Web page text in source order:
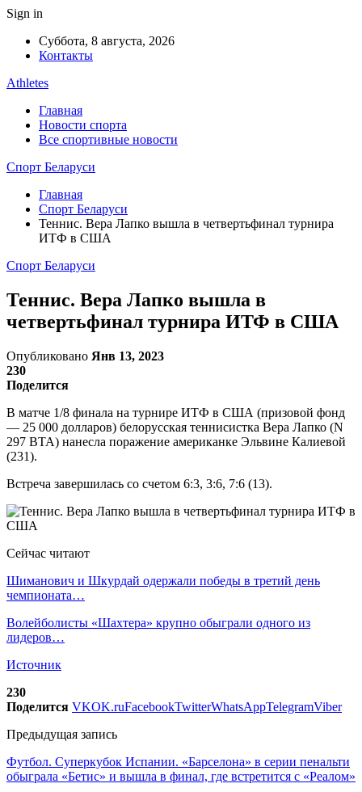
Sign in
Суббота, 8 августа, 2026
Контакты
Athletes
Главная
Новости спорта
Все спортивные новости
Спорт Беларуси
Главная
Спорт Беларуси
Теннис. Вера Лапко вышла в четвертьфинал турнира
ИТФ в США
Спорт Беларуси
Теннис. Вера Лапко вышла в
четвертьфинал турнира ИТФ в США
Опубликовано Янв 13, 2023
230
Поделится
В матче 1/8 финала на турнире ИТФ в США (призовой фонд
— 25 000 долларов) белорусская теннисистка Вера Лапко (N
297 ВТА) нанесла поражение американке Эльвине Калиевой
(231).
Встреча завершилась со счетом 6:3, 3:6, 7:6 (13).
Сейчас читают
Шиманович и Шкурдай одержали победы в третий день
чемпионата…
Волейболисты «Шахтера» крупно обыграли одного из
лидеров…
Источник
230
Поделится VKOK.ruFacebookTwitterWhatsAppTelegramViber
Предыдущая запись
Футбол. Суперкубок Испании. «Барселона» в серии пенальти
обыграла «Бетис» и вышла в финал, где встретится с «Реалом»